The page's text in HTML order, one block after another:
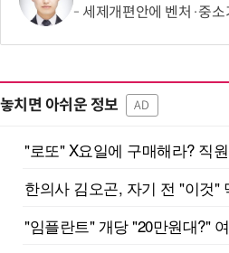
세제개편안에 벤처·중소기업계 환
놓치면 아쉬운 정보 AD